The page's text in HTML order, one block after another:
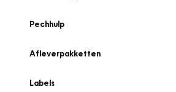
Pechhulp
Afleverpakketten
Labels